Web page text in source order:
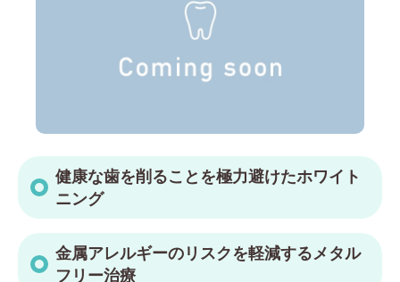
健康な歯を削ることを極力避けたホワイト
ニング
金属アレルギーのリスクを軽減するメタル
フリー治療